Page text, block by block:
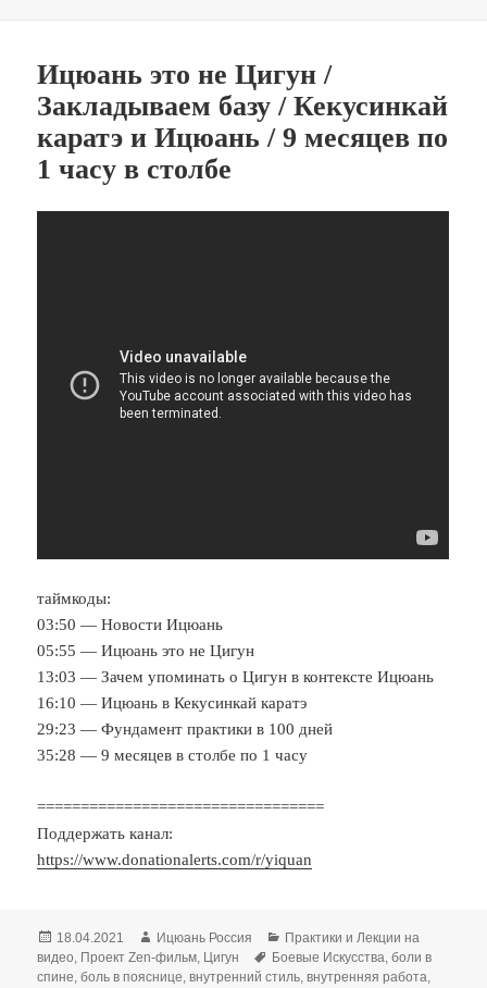
Ицюань это не Цигун /
Закладываем базу / Кекусинкай
каратэ и Ицюань / 9 месяцев по
1 часу в столбе
таймкоды:
03:50 — Новости Ицюань
05:55 — Ицюань это не Цигун
13:03 — Зачем упоминать о Цигун в контексте Ицюань
16:10 — Ицюань в Кекусинкай каратэ
29:23 — Фундамент практики в 100 дней
35:28 — 9 месяцев в столбе по 1 часу
=================================
Поддержать канал:
https://www.donationalerts.com/r/yiquan
Опубликовано
18.04.2021 Автор
Ицюань Россия Рубрики
Практики и Лекции на
видео, Проект Zen-фильм, Цигун Метки
Боевые Искусства,боли в
спине,боль в пояснице,внутренний стиль,внутренняя работа,